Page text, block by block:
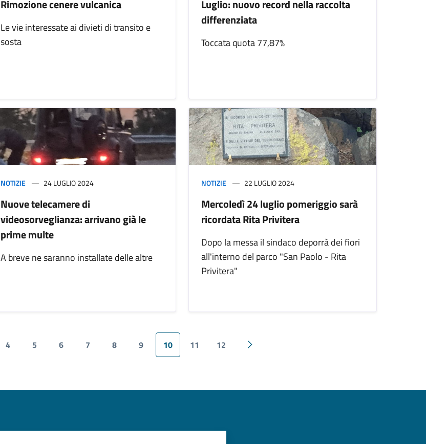
Rimozione cenere vulcanica
Le vie interessate ai divieti di transito e
sosta
Luglio: nuovo record nella raccolta
differenziata
Toccata quota 77,87%
NOTIZIE 24 LUGLIO 2024
Nuove telecamere di
videosorveglianza: arrivano già le
prime multe
A breve ne saranno installate delle altre
NOTIZIE 22 LUGLIO 2024
Mercoledì 24 luglio pomeriggio sarà
ricordata Rita Privitera
Dopo la messa il sindaco deporrà dei fiori
all'interno del parco "San Paolo - Rita
Privitera"
4 5 6 7 8 9 10 11 12
Pagina successiva